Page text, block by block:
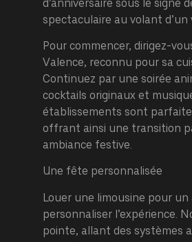
d’anniversaire sous le signe
spectaculaire au volant d’un
Pour commencer, dirigez-
Valence, reconnu pour sa
Continuez par une soirée
cocktails originaux et
établissements sont
offrant ainsi une transition
ambiance festive.
Une fête personnalisée
Louer une limousine pour un
personnaliser l’expérience.
pointe, allant des systèmes